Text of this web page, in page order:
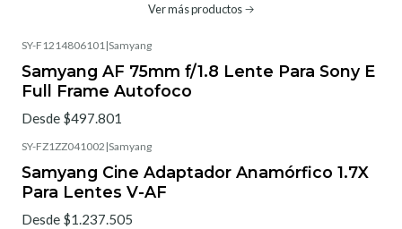
Ver más productos
SY-F1214806101 |Samyang
Samyang AF 75mm f/1.8 Lente Para Sony E
Full Frame Autofoco
Desde $497.801
SY-FZ1ZZ041002 |Samyang
Samyang Cine Adaptador Anamórfico 1.7X
Para Lentes V-AF
Desde $1.237.505